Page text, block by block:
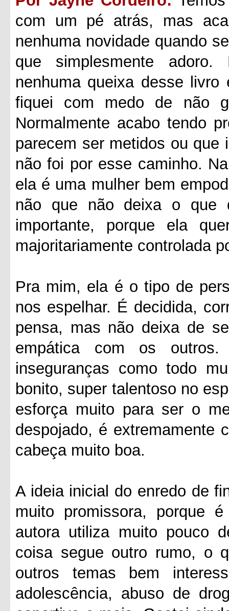
com um pé atrás, mas
nenhuma novidade quando
que simplesmente
nenhuma queixa desse
fiquei com medo de não
Normalmente acabo tendo
parecem ser metidos ou
não foi por esse caminho.
ela é uma mulher bem
não que não deixa o que
importante, porque ela
majoritariamente controlada
Pra mim, ela é o tipo de
nos espelhar. É decidida,
pensa, mas não deixa de
empática com os
inseguranças como todo
bonito, super talentoso no
esforça muito para ser o
despojado, é extremamente
cabeça muito boa.
A ideia inicial do enredo de
muito promissora, porque
autora utiliza muito pouco
coisa segue outro rumo, o
outros temas bem
adolescência, abuso de